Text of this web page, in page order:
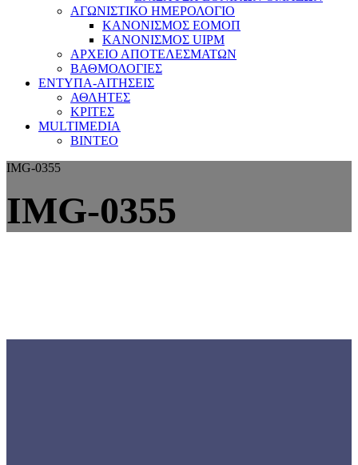
ΑΓΩΝΙΣΤΙΚΟ ΗΜΕΡΟΛΟΓΙΟ
ΚΑΝΟΝΙΣΜΟΣ ΕΟΜΟΠ
ΚΑΝΟΝΙΣΜΟΣ UIPM
ΑΡΧΕΙΟ ΑΠΟΤΕΛΕΣΜΑΤΩΝ
ΒΑΘΜΟΛΟΓΙΕΣ
ΕΝΤΥΠΑ-ΑΙΤΗΣΕΙΣ
ΑΘΛΗΤΕΣ
ΚΡΙΤΕΣ
MULTIMEDIA
ΒΙΝΤΕΟ
IMG-0355
IMG-0355